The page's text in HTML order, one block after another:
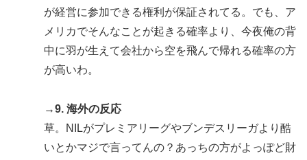
が経営に参加できる権利が保証されてる。でも、ア
メリカでそんなことが起きる確率より、今夜俺の背
中に羽が生えて会社から空を飛んで帰れる確率の方
が高いわ。
→9. 海外の反応
草。NILがプレミアリーグやブンデスリーガより酷
いとかマジで言ってんの？あっちの方がよっぽど財